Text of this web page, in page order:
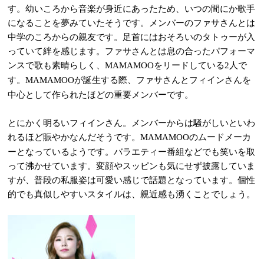
す。幼いころから音楽が身近にあったため、いつの間にか歌手
になることを夢みていたそうです。メンバーのファサさんとは
中学のころからの親友です。足首にはおそろいのタトゥーが入
っていて絆を感じます。ファサさんとは息の合ったパフォーマ
ンスで歌も素晴らしく、 MAMAMOOをリードしている2 人で
す。 MAMAMOOが誕生する際、ファサさんとフィインさんを
中心として作られたほどの重要メンバーです。
とにかく明るいフィインさん。メンバーからは騒がしいといわ
れるほど賑やかなんだそうです。 MAMAMOOのムードメーカ
ーとなっているようです。バラエティー番組などでも笑いを取
って沸かせています。変顔やスッピンも気にせず披露していま
すが、普段の私服姿は可愛い感じで話題となっています。個性
的でも真似しやすいスタイルは、親近感も湧くことでしょう。